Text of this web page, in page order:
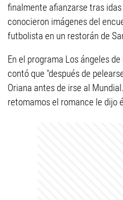
finalmente afianzarse tras
conocieron imágenes del
futbolista en un restorán de
En el programa Los ángeles
contó que "después de
Oriana antes de irse al
retomamos el romance le dijo él